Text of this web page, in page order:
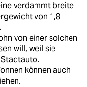
verdammt breite
von 1,8
von einer solchen
will, weil sie
können auch